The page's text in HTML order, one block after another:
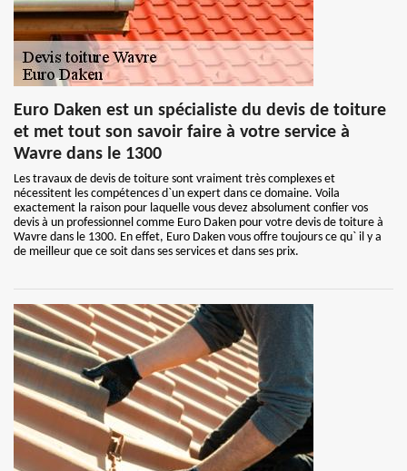
Euro Daken est un spécialiste du devis de toiture
et met tout son savoir faire à votre service à
Wavre dans le 1300
Les travaux de devis de toiture sont vraiment très complexes et
nécessitent les compétences d`un expert dans ce domaine. Voila
exactement la raison pour laquelle vous devez absolument confier vos
devis à un professionnel comme Euro Daken pour votre devis de toiture à
Wavre dans le 1300. En effet, Euro Daken vous offre toujours ce qu` il y a
de meilleur que ce soit dans ses services et dans ses prix.